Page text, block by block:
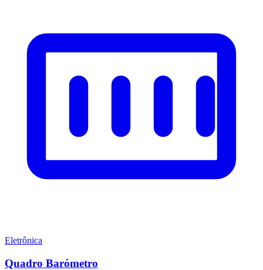
Eletrônica
Quadro Barómetro